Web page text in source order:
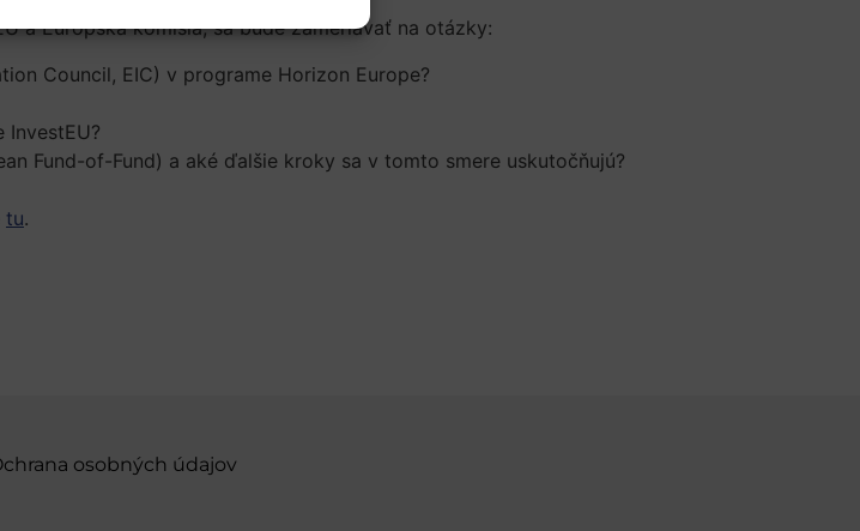
a Európska komisia, sa bude zameriavať na otázky:
Council, EIC) v programe Horizon Europe?
InvestEU?
Fund-of-Fund) a aké ďalšie kroky sa v tomto smere uskutočňujú?
tu.
osobných údajov